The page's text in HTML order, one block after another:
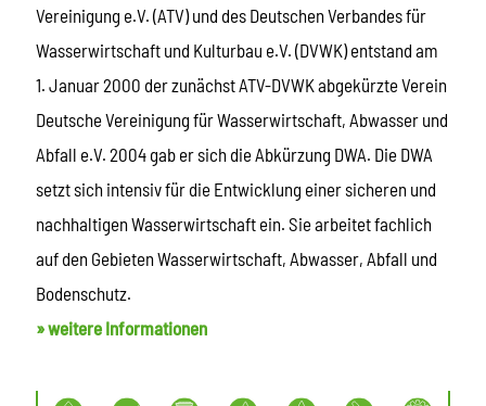
Vereinigung e.V. (ATV) und des Deutschen Verbandes für
Wasserwirtschaft und Kulturbau e.V. (DVWK) entstand am
1. Januar 2000 der zunächst ATV-DVWK abgekürzte Verein
Deutsche Vereinigung für Wasserwirtschaft, Abwasser und
Abfall e.V. 2004 gab er sich die Abkürzung DWA. Die DWA
setzt sich intensiv für die Entwicklung einer sicheren und
nachhaltigen Wasserwirtschaft ein. Sie arbeitet fachlich
auf den Gebieten Wasserwirtschaft, Abwasser, Abfall und
Bodenschutz.
» weitere Informationen